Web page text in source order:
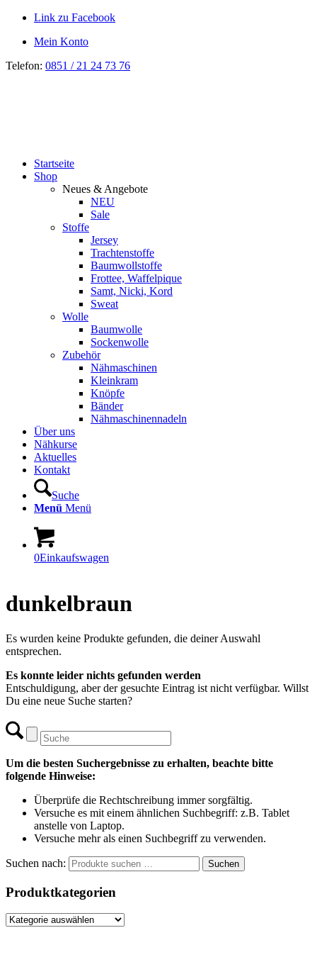
Link zu Facebook
Mein Konto
Telefon: 0851 / 21 24 73 76
Startseite
Shop
Neues & Angebote
NEU
Sale
Stoffe
Jersey
Trachtenstoffe
Baumwollstoffe
Frottee, Waffelpique
Samt, Nicki, Kord
Sweat
Wolle
Baumwolle
Sockenwolle
Zubehör
Nähmaschinen
Kleinkram
Knöpfe
Bänder
Nähmaschinennadeln
Über uns
Nähkurse
Aktuelles
Kontakt
Suche
Menü Menü
0Einkaufswagen
dunkelbraun
Es wurden keine Produkte gefunden, die deiner Auswahl
entsprechen.
Es konnte leider nichts gefunden werden
Entschuldigung, aber der gesuchte Eintrag ist nicht verfügbar. Willst
Du eine neue Suche starten?
Um die besten Suchergebnisse zu erhalten, beachte bitte
folgende Hinweise:
Überprüfe die Rechtschreibung immer sorgfältig.
Versuche es mit einem ähnlichen Suchbegriff: z.B. Tablet
anstelle von Laptop.
Versuche mehr als einen Suchbegriff zu verwenden.
Suchen nach: Suchen
Produktkategorien